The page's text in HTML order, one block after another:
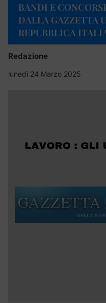
BANDI E
DALLA GAZZETTA
REPUBBLICA
Redazione
lunedì 24 Marzo 2025